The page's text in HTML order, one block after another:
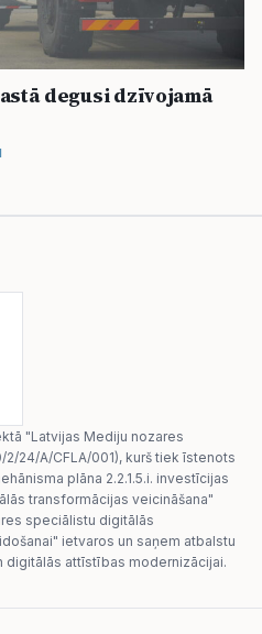
degusi dzīvojamā
"Latvijas Mediju nozares
2/24/A/CFLA/001), kurš tiek īstenots
plāna 2.2.1.5.i. investīcijas
transformācijas veicināšana"
speciālistu digitālās
ietvaros un saņem atbalstu
digitālās attīstības modernizācijai.